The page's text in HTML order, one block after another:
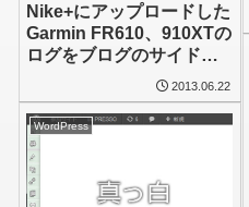
Nike+にアップロードした
Garmin FR610、910XTの
ログをブログのサイドバ
ーに表示してみた
2013.06.22
WordPress